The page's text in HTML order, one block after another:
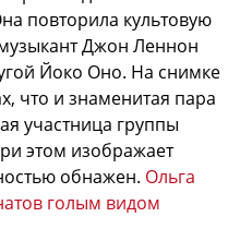
повторила культовую
Джон Леннон
Йоко Оно. На снимке
что и знаменитая пара
участница группы
этом изображает
обнажен. Ольга
голым видом